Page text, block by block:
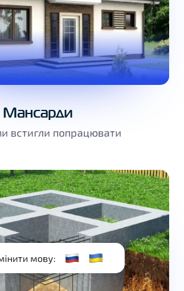
Мансарди
встигли попрацювати
мову: RU UA